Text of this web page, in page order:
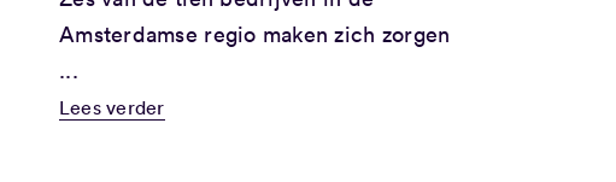
Amsterdamse regio maken zich zorgen
...
Lees verder